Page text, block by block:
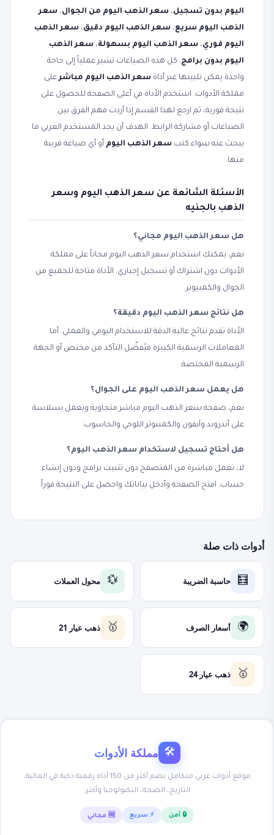
اليوم بدون تسجيل، سعر الذهب اليوم من الجوال، سعر
الذهب اليوم سريع، سعر الذهب اليوم دقيق، سعر الذهب
اليوم فوري، سعر الذهب اليوم بسهولة، سعر الذهب
اليوم بدون برامج. كل هذه الصياغات تشير عملياً إلى حاجة
واحدة يمكن تلبيتها عبر أداة سعر الذهب اليوم مباشرعلى
مملكة الأدوات. استخدم الأداة في أعلى الصفحة للحصول على
نتيجة فورية، ثم ارجع لهذا القسم إذا أردت فهم الفرق بين
الصياغات أو مشاركة الرابط. الهدف أن يجد المستخدم العربي ما
يبحث عنه سواء كتب سعر الذهب اليوم أو أي صياغة قريبة
منها.
الأسئلة الشائعة عن سعر الذهب اليوم وسعر
الذهب بالجنيه
هل سعر الذهب اليوم مجاني؟
نعم، يمكنك استخدام سعر الذهب اليوم مجاناً على مملكة
الأدوات دون اشتراك أو تسجيل إجباري. الأداة متاحة للجميع من
الجوال والكمبيوتر.
هل نتائج سعر الذهب اليوم دقيقة؟
الأداة تقدم نتائج عالية الدقة للاستخدام اليومي والعملي. أما
المعاملات الرسمية الكبيرة فيُفضّل التأكد من مختص أو الجهة
الرسمية المختصة.
هل يعمل سعر الذهب اليوم على الجوال؟
نعم، صفحة سعر الذهب اليوم مباشر متجاوبة وتعمل بسلاسة
على أندرويد وآيفون والكمبيوتر اللوحي والحاسوب.
هل أحتاج تسجيل لاستخدام سعر الذهب اليوم؟
لا، تعمل مباشرة من المتصفح دون تثبيت برامج ودون إنشاء
حساب. افتح الصفحة وأدخل بياناتك واحصل على النتيجة فوراً.
أدوات ذات صلة
🧮 حاسبة الضريبة 💱 محول العملات
🌍 أسعار الصرف 🥇 ذهب عيار 21
🥇 ذهب عيار 24
🛠 مملكة الأدوات
موقع أدوات عربي متكامل يضم أكثر من 150 أداة رقمية ذكية في المالية،
التاريخ، الصحة، التكنولوجيا وأكثر.
🔒 آمن ⚡ سريع 🆓 مجاني